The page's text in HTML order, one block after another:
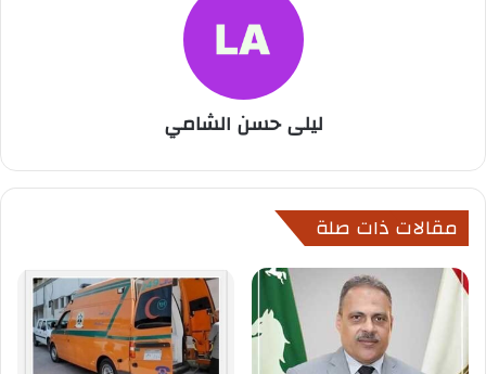
ليلى حسن الشامي
مقالات ذات صلة